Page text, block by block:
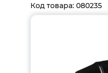
Код товара: 080235